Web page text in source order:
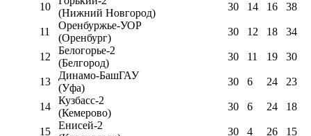
10
(Нижний Новгород)
30 14 16 38
11
Оренбуржье-УОР
(Оренбург)
30 12 18 34
12
Белогорье-2
(Белгород)
30 11 19 30
13
Динамо-БашГАУ
(Уфа)
30 6 24 23
14
Кузбасс-2
(Кемерово)
30 6 24 18
15
Енисей-2
30 4 26 15